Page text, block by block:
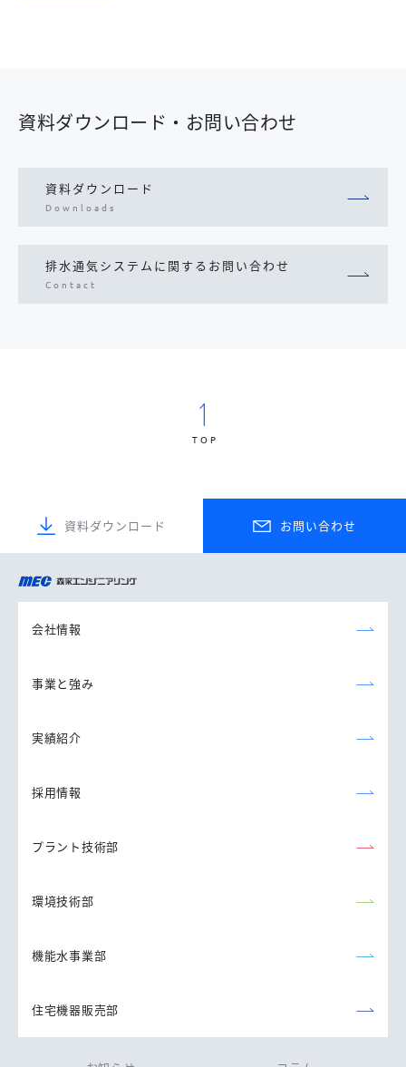
資料ダウンロード・お問い合わせ
資料ダウンロード
Downloads
排水通気システムに関するお問い合わせ
Contact
TOP
資料ダウンロード お問い合わせ
森永エンジニアリング
株式会社
会社情報
事業と強み
実績紹介
採用情報
プラント技術部
環境技術部
機能水事業部
住宅機器販売部